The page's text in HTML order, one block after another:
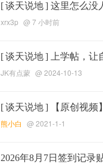
[谈天说地] 这里怎么没
xrx3p @7 小时前
[谈天说地] 上学帖，让
JK有点蒙 @ 2024-10-13
[谈天说地] 【原创视
熊小白 @ 2021-1-1
2026年8月7日签到记录